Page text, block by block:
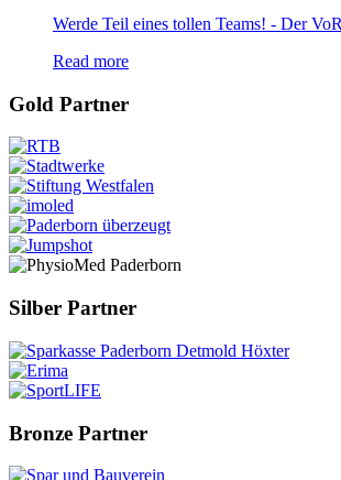
Werde Teil eines tollen Teams! - Der
Read more
Gold Partner
Silber Partner
Bronze Partner